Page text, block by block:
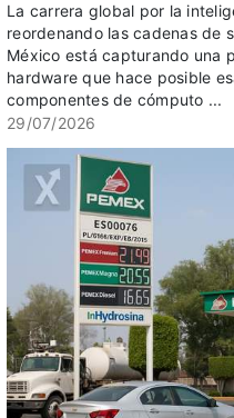
La carrera global por la
reordenando las cadenas de
México está capturando una
hardware que hace posible
componentes de cómputo ...
29/07/2026